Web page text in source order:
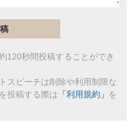
120秒間投稿することができ
スピーチは削除や利用制限な
投稿する際は 「利用規約」 を